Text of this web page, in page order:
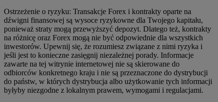
Ostrzeżenie o ryzyku: Transakcje Forex i kontrakty oparte na
dźwigni finansowej są wysoce ryzykowne dla Twojego kapitału,
ponieważ straty mogą przewyższyć depozyt. Dlatego też, kontrakty
na różnicę oraz Forex mogą nie być odpowiednie dla wszystkich
inwestorów. Upewnij się, że rozumiesz związane z nimi ryzyka i
jeśli jest to konieczne zasięgnij niezależnej porady. Informacje
zawarte na tej witrynie internetowej nie są skierowane do
odbiorców konkretnego kraju i nie są przeznaczone do dystrybucji
do państw, w których dystrybucja albo użytkowanie tych informacji
byłyby niezgodne z lokalnym prawem, wymogami i regulacjami.